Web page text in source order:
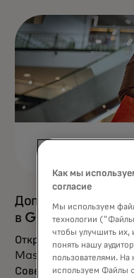
Дополнительный
в Global Blue
Откройте для себя
Mastercard.
Совершайте покупки
Как мы
согласие
Мы используем
технологии
чтобы улучшить их,
понять нашу
пользователями.
используем Файлы